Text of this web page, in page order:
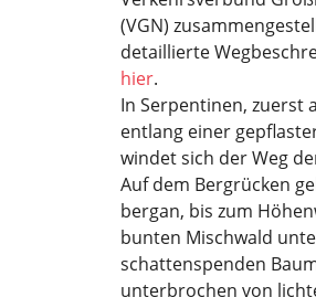
(VGN)
detaillierte
hier.
In Serpentinen, zuerst
entlang einer
windet sich der Weg
Auf dem Bergrücken
bergan, bis zum
bunten Mischwald
schattenspenden
unterbrochen von